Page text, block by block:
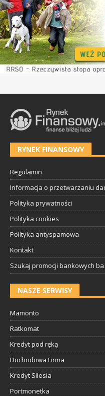
RYNEK FINANSOWY
Regulamin
Informacja o przetwarzaniu
Polityka prywatności
Polityka cookies
Polityka antyspamowa
Kontakt
Szukaj promocji bankowych
NASZE SERWISY
Mamonto
Ratkomat
Kredyt pod ręką
Dochodowa Firma
Kredyt Silesia
Portmonetka